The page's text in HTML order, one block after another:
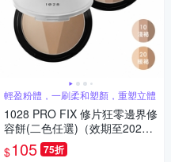
輕盈粉體，一刷柔和塑顏，重塑立體
1028 PRO FIX 修片狂零邊界修
容餅(二色任選)（效期至2027-
01）
$105 75折